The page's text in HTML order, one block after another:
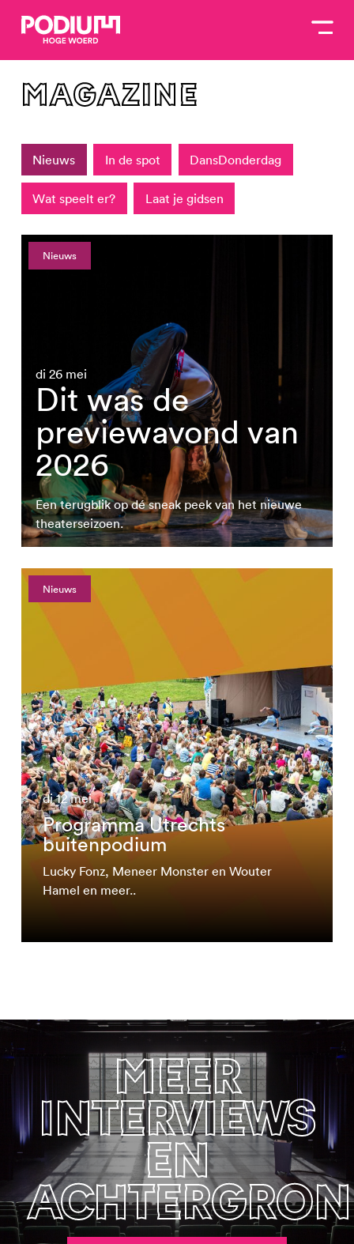
magazine
Nieuws In de spot DansDonderdag
Wat speelt er? Laat je gidsen
Nieuws
di 26 mei
Dit was de
previewavond van
2026
Een terugblik op dé sneak peek van het nieuwe
theaterseizoen.
Nieuws
di 12 mei
Programma Utrechts
buitenpodium
Lucky Fonz, Meneer Monster en Wouter
Hamel en meer..
meer
interviews
en